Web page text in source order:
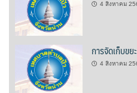
บ้านสวนศรีสุขโฮมสเตย์
บ้านฮิมนาปัว
บ้านไม้ปลายนา
4 สิงหาคม
การจัดเก็บข
4 สิงหาคม